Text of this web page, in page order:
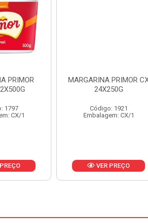
CX
1921
CX/1
MARGARINA DELICIA
CAIXA 24X250G
Código: 6958
Embalagem: CX/1
VER PREÇO